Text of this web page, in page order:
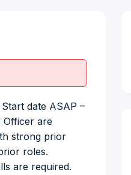
date ASAP –
Officer are
strong prior
roles.
are required.